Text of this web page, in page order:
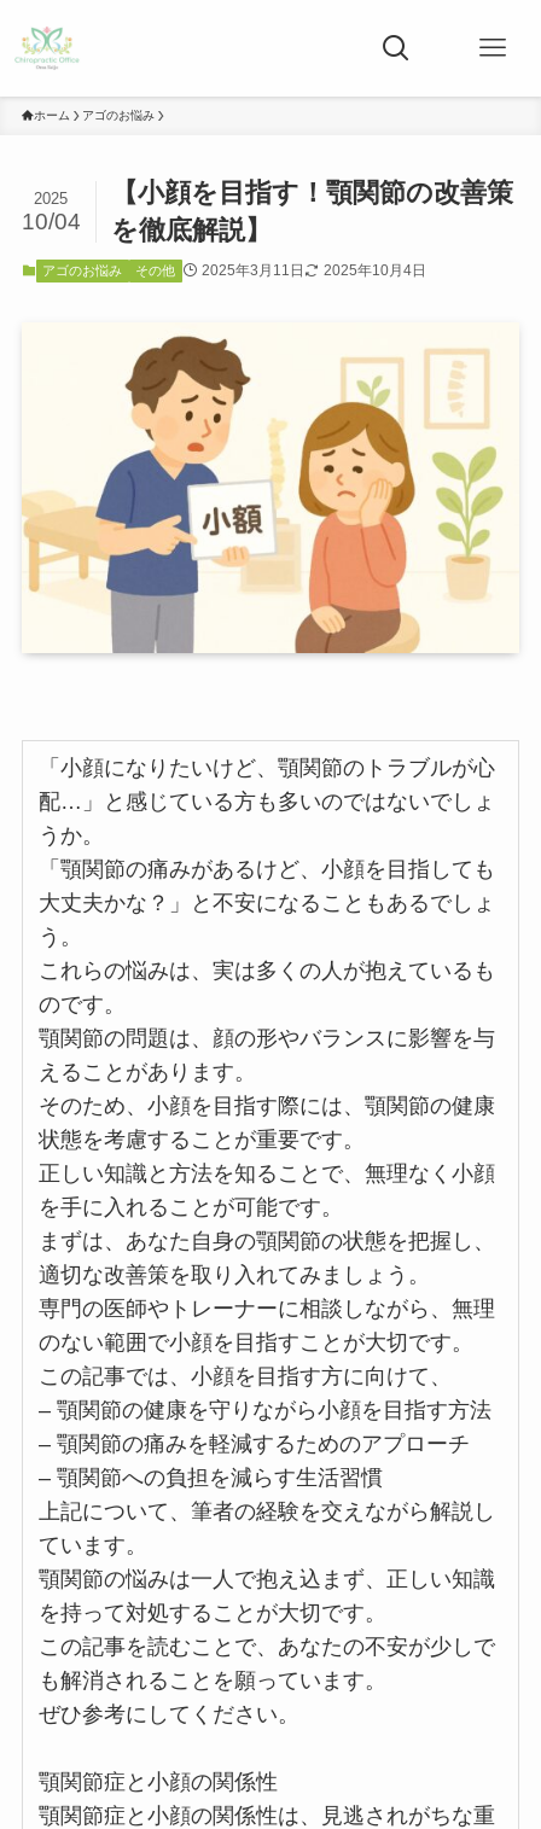
ホーム アゴのお悩み
【小顔を目指す！顎関節の改善策
を徹底解説】
2025
10/04
アゴのお悩み その他 2025年3月11日 2025年10月4日
「小顔になりたいけど、顎関節のトラブルが心
配…」と感じている方も多いのではないでしょ
うか。
「顎関節の痛みがあるけど、小顔を目指しても
大丈夫かな？」と不安になることもあるでしょ
う。
これらの悩みは、実は多くの人が抱えているも
のです。
顎関節の問題は、顔の形やバランスに影響を与
えることがあります。
そのため、小顔を目指す際には、顎関節の健康
状態を考慮することが重要です。
正しい知識と方法を知ることで、無理なく小顔
を手に入れることが可能です。
まずは、あなた自身の顎関節の状態を把握し、
適切な改善策を取り入れてみましょう。
専門の医師やトレーナーに相談しながら、無理
のない範囲で小顔を目指すことが大切です。
この記事では、小顔を目指す方に向けて、
– 顎関節の健康を守りながら小顔を目指す方法
– 顎関節の痛みを軽減するためのアプローチ
– 顎関節への負担を減らす生活習慣
上記について、筆者の経験を交えながら解説し
ています。
顎関節の悩みは一人で抱え込まず、正しい知識
を持って対処することが大切です。
この記事を読むことで、あなたの不安が少しで
も解消されることを願っています。
ぜひ参考にしてください。
顎関節症と小顔の関係性
顎関節症と小顔の関係性は、見逃されがちな重